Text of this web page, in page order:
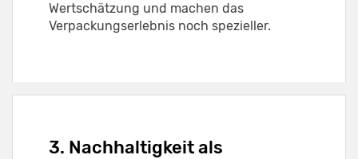
Wertschätzung und machen das
Verpackungserlebnis noch spezieller.
3. Nachhaltigkeit als